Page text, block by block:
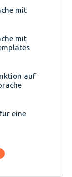
mit
mit
auf
eine